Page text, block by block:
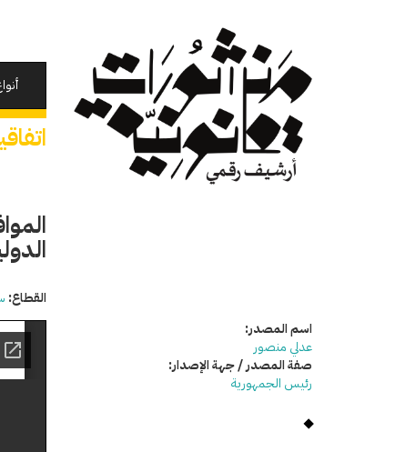
القطاع:
اسم المصدر:
عدلي منصور
صفة المصدر / جهة الإصدار:
رئيس الجمهورية